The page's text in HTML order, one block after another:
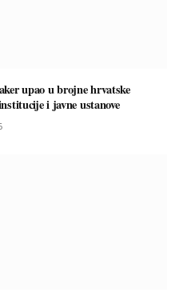
upao u brojne hrvatske
i javne ustanove